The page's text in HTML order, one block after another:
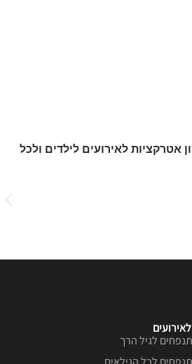
לאירועים לילדים ולכל
לגיל הרך